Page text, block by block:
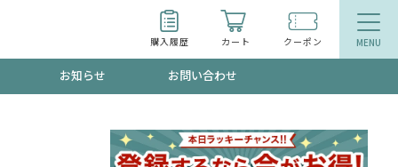
購入履歴 カート クーポン
お得なクーポン"3種類"出現中！今月のスト
お知らせ お問い合わせ